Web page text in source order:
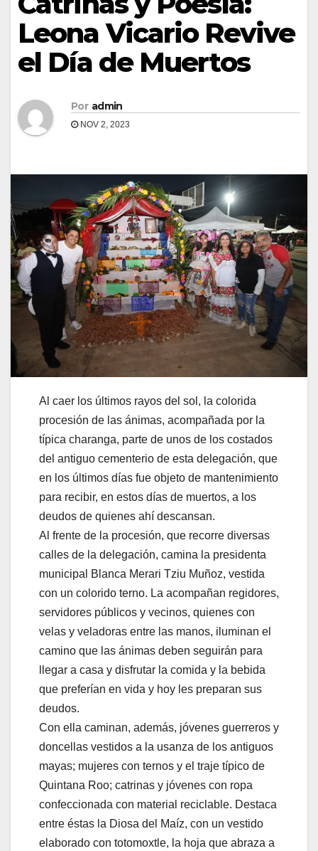
Leona Vicario Revive
el Día de Muertos
Por admin
NOV 2, 2023
Al caer los últimos rayos del sol, la colorida
procesión de las ánimas, acompañada por la
típica charanga, parte de unos de los costados
del antiguo cementerio de esta delegación, que
en los últimos días fue objeto de mantenimiento
para recibir, en estos días de muertos, a los
deudos de quienes ahí descansan.
Al frente de la procesión, que recorre diversas
calles de la delegación, camina la presidenta
municipal Blanca Merari Tziu Muñoz, vestida
con un colorido terno. La acompañan regidores,
servidores públicos y vecinos, quienes con
velas y veladoras entre las manos, iluminan el
camino que las ánimas deben seguirán para
llegar a casa y disfrutar la comida y la bebida
que preferían en vida y hoy les preparan sus
deudos.
Con ella caminan, además, jóvenes guerreros y
doncellas vestidos a la usanza de los antiguos
mayas; mujeres con ternos y el traje típico de
Quintana Roo; catrinas y jóvenes con ropa
confeccionada con material reciclable. Destaca
entre éstas la Diosa del Maíz, con un vestido
elaborado con totomoxtle, la hoja que abraza a